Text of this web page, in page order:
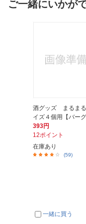
ご一緒にいかが
酒グッズ まるま
イズ４個用【バー
393円
12ポイント
在庫あり
(59)
一緒に買う